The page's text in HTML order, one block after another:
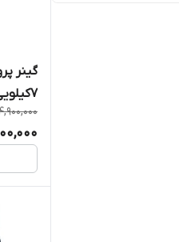
گینر
۷کیلویی ماسل مدز